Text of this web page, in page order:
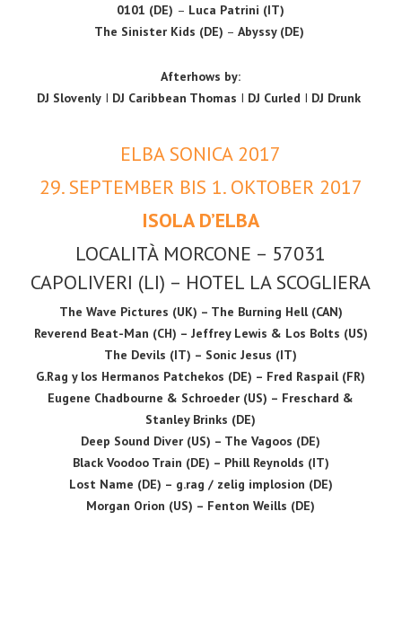
0101 (DE) – Luca Patrini (IT)
The Sinister Kids (DE) – Abyssy (DE)
Afterhows by:
DJ Slovenly I DJ Caribbean Thomas I DJ Curled I DJ Drunk
ELBA SONICA 2017
29. SEPTEMBER BIS 1. OKTOBER 2017
ISOLA D’ELBA
LOCALITÀ MORCONE – 57031
CAPOLIVERI (LI) – HOTEL LA SCOGLIERA
The Wave Pictures (UK) – The Burning Hell (CAN)
Reverend Beat-Man (CH) – Jeffrey Lewis & Los Bolts (US)
The Devils (IT) – Sonic Jesus (IT)
G.Rag y los Hermanos Patchekos (DE) – Fred Raspail (FR)
Eugene Chadbourne & Schroeder (US) – Freschard &
Stanley Brinks (DE)
Deep Sound Diver (US) – The Vagoos (DE)
Black Voodoo Train (DE) – Phill Reynolds (IT)
Lost Name (DE) – g.rag / zelig implosion (DE)
Morgan Orion (US) – Fenton Weills (DE)